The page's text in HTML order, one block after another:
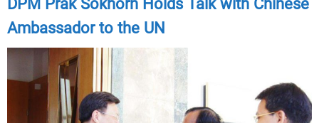
Ambassador to the UN